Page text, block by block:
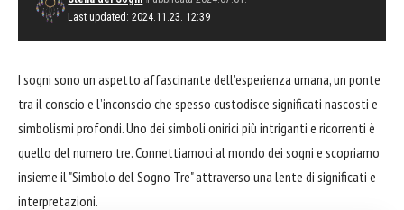
Last updated: 2024.11.23. 12:39
I sogni sono un aspetto affascinante dell’esperienza umana, un ponte
tra il conscio e l’inconscio che spesso custodisce significati nascosti e
simbolismi profondi. Uno dei simboli onirici più intriganti e ricorrenti è
quello del numero tre. Connettiamoci al mondo dei sogni e scopriamo
insieme il "Simbolo del Sogno Tre" attraverso una lente di significati e
interpretazioni.